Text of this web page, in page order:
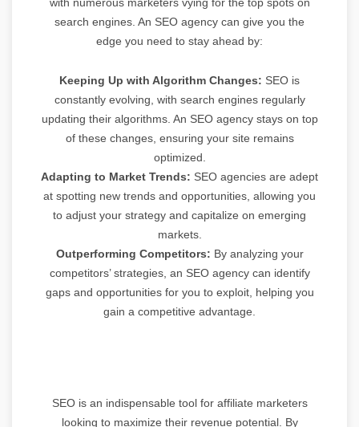
search engines. An SEO agency can give you the
edge you need to stay ahead by:
Keeping Up with Algorithm Changes: SEO is
constantly evolving, with search engines regularly
updating their algorithms. An SEO agency stays on top
of these changes, ensuring your site remains
optimized.
Adapting to Market Trends: SEO agencies are adept
at spotting new trends and opportunities, allowing you
to adjust your strategy and capitalize on emerging
markets.
Outperforming Competitors: By analyzing your
competitors’ strategies, an SEO agency can identify
gaps and opportunities for you to exploit, helping you
gain a competitive advantage.
SEO is an indispensable tool for affiliate marketers
looking to maximize their revenue potential. By